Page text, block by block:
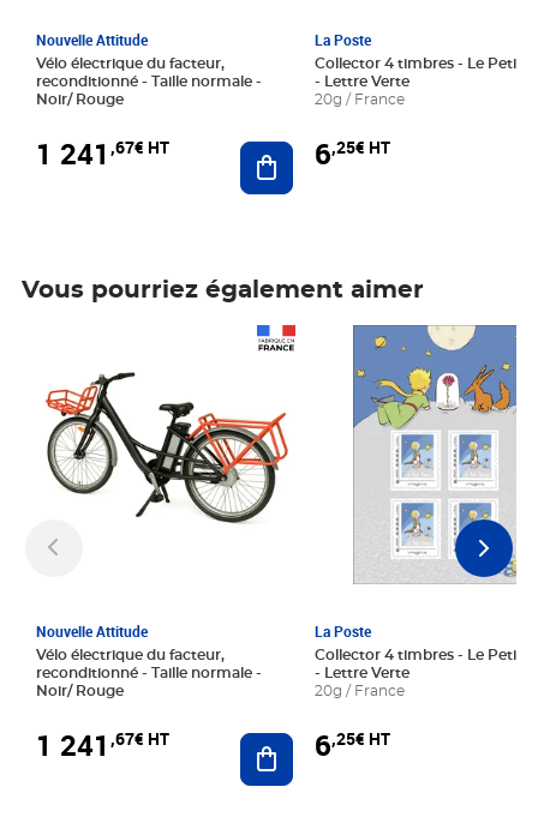
Nouvelle Attitude
Vélo électrique du facteur,
reconditionné - Taille normale -
Noir/ Rouge
1 241 ,67€ HT Ajouter au panier
La Poste
Collector 4 timbres - Le Petit
- Lettre Verte
20g / France
6,25€ HT
Vous pourriez également aimer
Nouvelle Attitude
Vélo électrique du facteur,
reconditionné - Taille normale -
Noir/ Rouge
1 241 ,67€ HT Ajouter au panier
La Poste
Collector 4 timbres - Le Petit
- Lettre Verte
20g / France
6,25€ HT
Prix 6,25€ HT